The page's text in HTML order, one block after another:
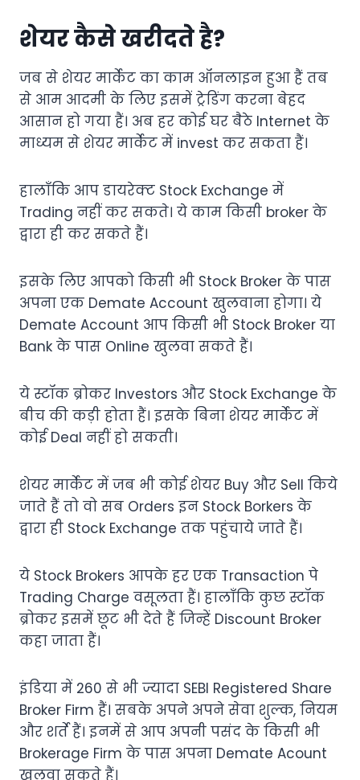
शेयर कैसे खरीदते है?
जब से शेयर मार्केट का काम ऑनलाइन हुआ हैं तब
से आम आदमी के लिए इसमें ट्रेडिंग करना बेहद
आसान हो गया हैं। अब हर कोई घर बैठे Internet के
माध्यम से शेयर मार्केट में invest कर सकता हैं।
हालाँकि आप डायरेक्ट Stock Exchange में
Trading नहीं कर सकते। ये काम किसी broker के
द्वारा ही कर सकते हैं।
इसके लिए आपको किसी भी Stock Broker के पास
अपना एक Demate Account खुलवाना होगा। ये
Demate Account आप किसी भी Stock Broker या
Bank के पास Online खुलवा सकते हैं।
ये स्टॉक ब्रोकर Investors और Stock Exchange के
बीच की कड़ी होता हैं। इसके बिना शेयर मार्केट में
कोई Deal नहीं हो सकती।
शेयर मार्केट में जब भी कोई शेयर Buy और Sell किये
जाते हैं तो वो सब Orders इन Stock Borkers के
द्वारा ही Stock Exchange तक पहुंचाये जाते हैं।
ये Stock Brokers आपके हर एक Transaction पे
Trading Charge वसूलता हैं। हालाँकि कुछ स्टॉक
ब्रोकर इसमें छूट भी देते हैं जिन्हें Discount Broker
कहा जाता हैं।
इंडिया में 260 से भी ज्यादा SEBI Registered Share
Broker Firm हैं। सबके अपने अपने सेवा शुल्क, नियम
और शर्ते हैं। इनमें से आप अपनी पसंद के किसी भी
Brokerage Firm के पास अपना Demate Acount
खुलवा सकते हैं।